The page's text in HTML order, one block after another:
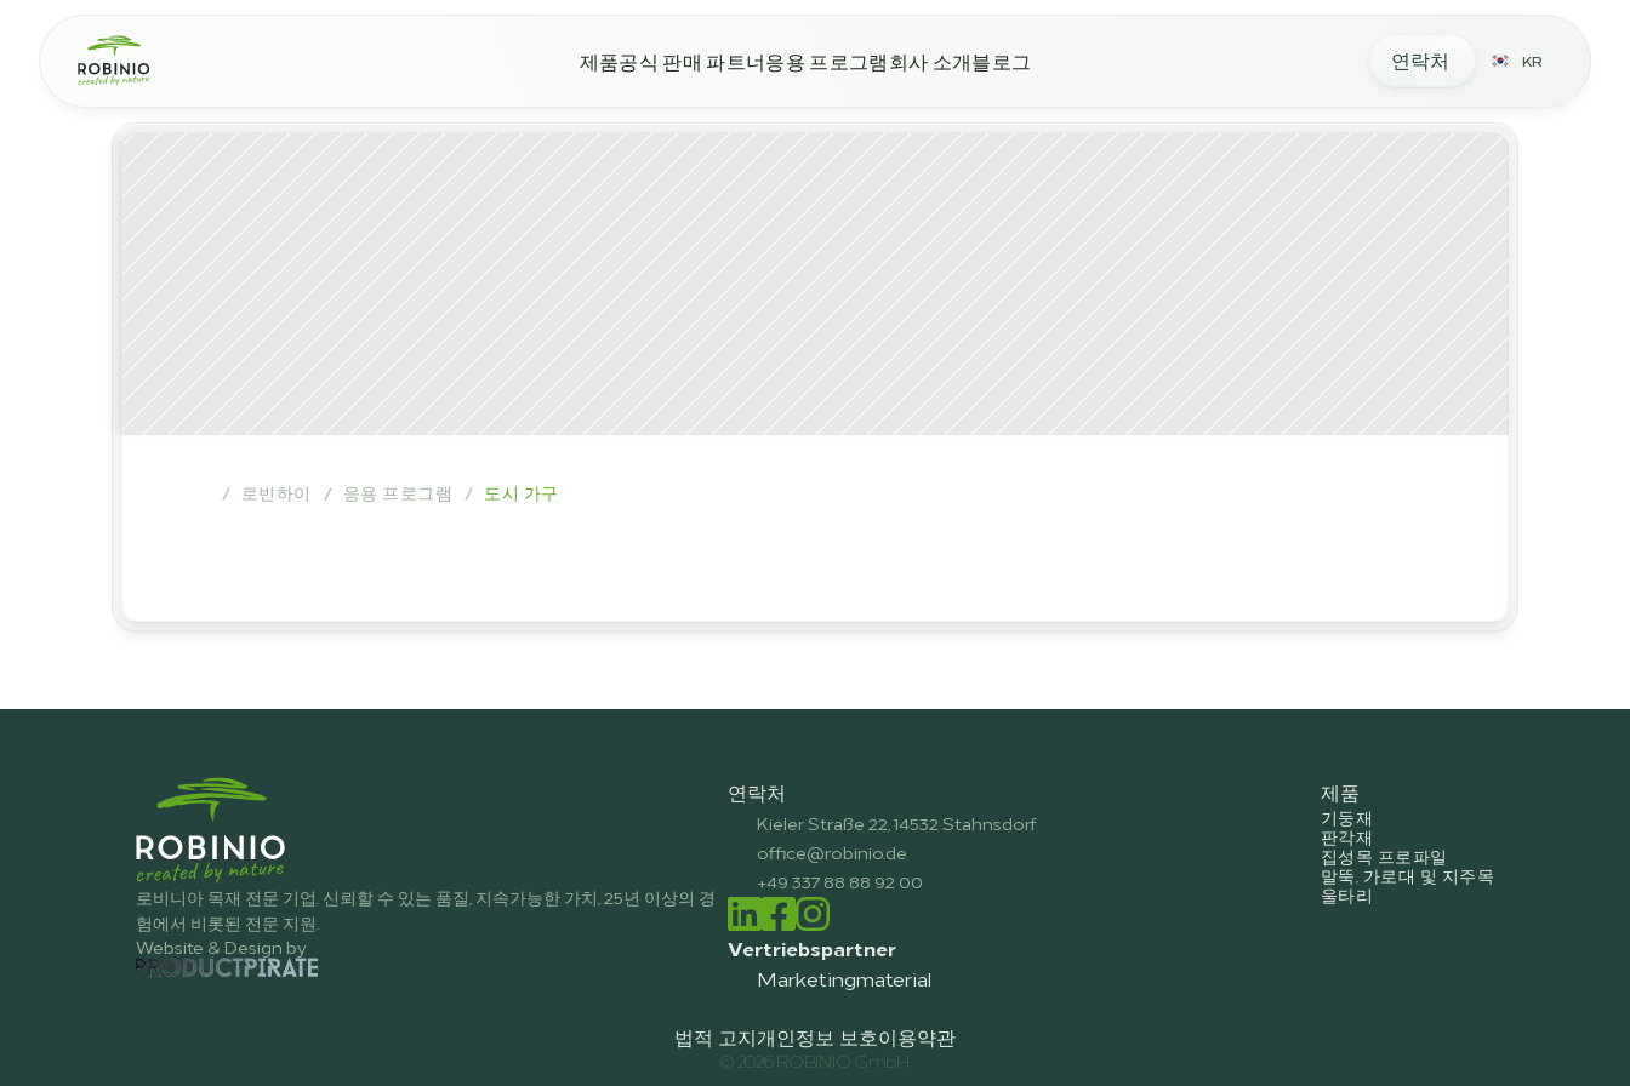
제품공식 판매 파트너응용 프로그램회사 소개블로그 연락처 KR
/ 로빈하이 / 응용 프로그램 / 도시 가구
로비니아 목재 전문 기업. 신뢰할 수 있는 품질, 지속가능한 가치, 25년 이상의 경
험에서 비롯된 전문 지원.
Website & Design by
연락처
Kieler Straße 22, 14532 Stahnsdorf
office@robinio.de
+49 337 88 88 92 00
Vertriebspartner
Marketingmaterial
제품
기둥재
판각재
집성목 프로파일
말뚝, 가로대 및 지주목
울타리
법적 고지개인정보 보호이용약관
© 2026 ROBINIO GmbH